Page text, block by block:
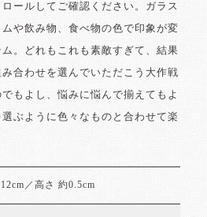
ールしてご確認ください。ガラス
や飲み物、食べ物の色で印象が変
。どれもこれも素敵すぎて、結果
合わせを選んでいただこう大作戦
もよし、悩みに悩んで揃えてもよ
ぶように色々なものと合わせて楽
／高さ 約0.5cm